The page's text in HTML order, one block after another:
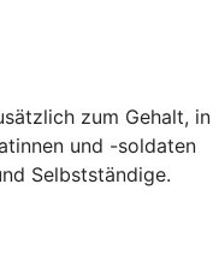
zum Gehalt, in
und -soldaten
Selbstständige.